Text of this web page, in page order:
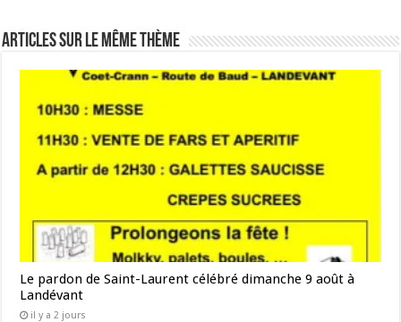
Articles sur le même thème
Le pardon de Saint-Laurent célébré dimanche 9 août à
Landévant
il y a 2 jours